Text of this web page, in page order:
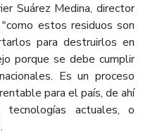
Suárez Medina, director
estos residuos son
para destruirlos en
porque se debe cumplir
Es un proceso
para el país, de ahí
actuales, o